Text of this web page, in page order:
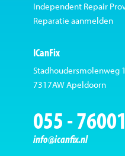
Independent Repair
Reparatie aanmelden
ICanFix
Stadhoudersmolenweg
7317AW Apeldoorn
055 -
info@icanfix.nl